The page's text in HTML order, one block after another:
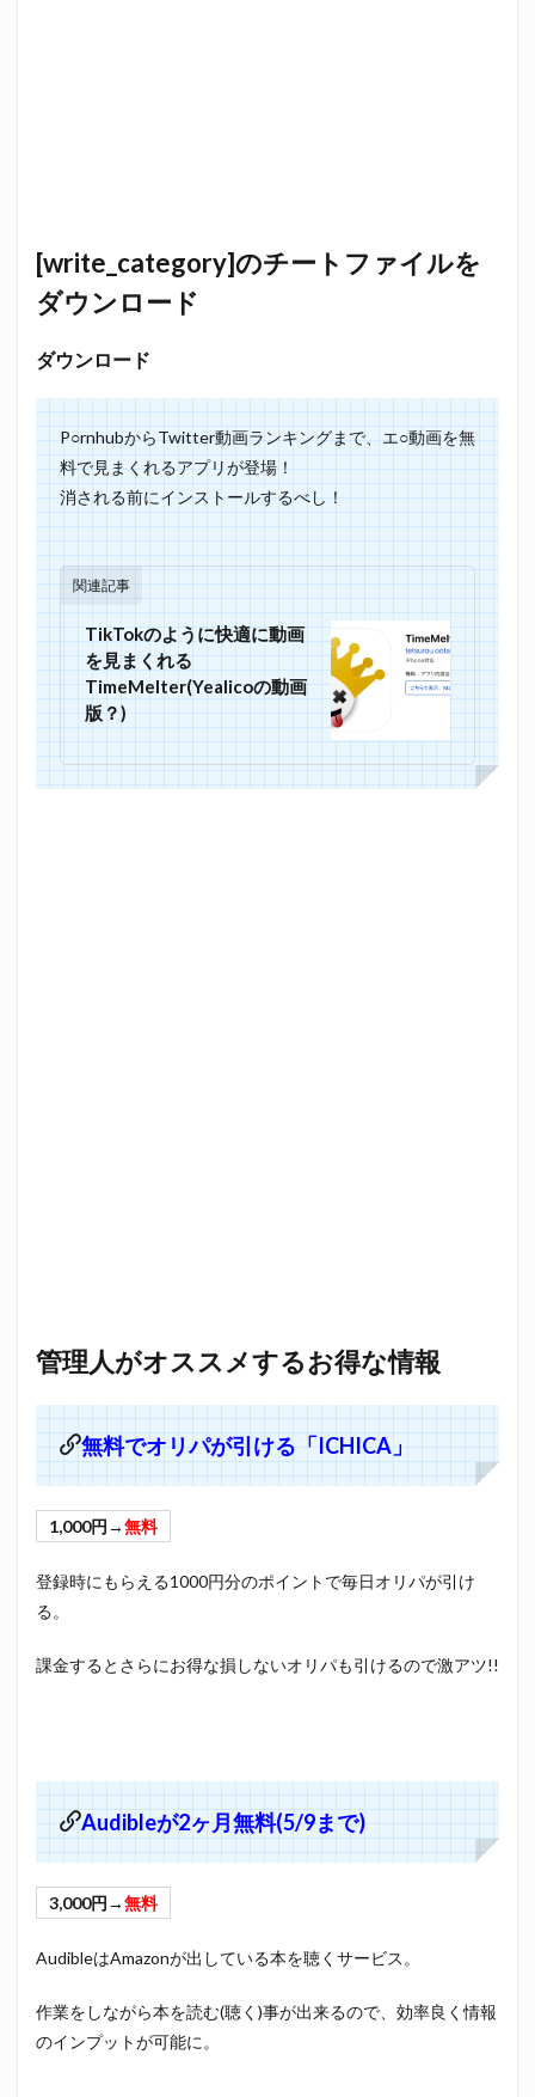
[write_category]のチートファイルを
ダウンロード
ダウンロード
P○rnhubからTwitter動画ランキングまで、エ○動画を無
料で見まくれるアプリが登場！
消される前にインストールするべし！
関連記事
TikTokのように快適に動画
を見まくれる
TimeMelter(Yealicoの動画
版？)
管理人がオススメするお得な情報
無料でオリパが引ける「ICHICA」
1,000円→無料
登録時にもらえる1000円分のポイントで毎日オリパが引け
る。
課金するとさらにお得な損しないオリパも引けるので激アツ!!
Audibleが2ヶ月無料(5/9まで)
3,000円→無料
AudibleはAmazonが出している本を聴くサービス。
作業をしながら本を読む(聴く)事が出来るので、効率良く情報
のインプットが可能に。